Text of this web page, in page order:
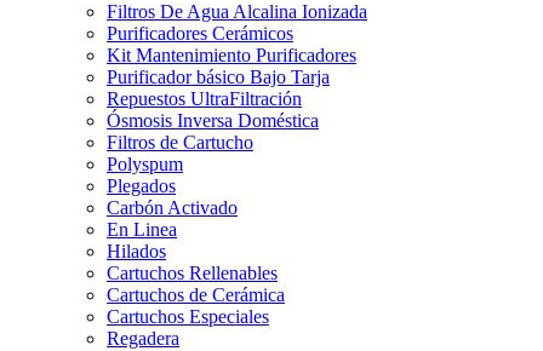
Filtros De Agua Alcalina Ionizada
Purificadores Cerámicos
Kit Mantenimiento Purificadores
Purificador básico Bajo Tarja
Repuestos UltraFiltración
Ósmosis Inversa Doméstica
Filtros de Cartucho
Polyspum
Plegados
Carbón Activado
En Linea
Hilados
Cartuchos Rellenables
Cartuchos de Cerámica
Cartuchos Especiales
Regadera